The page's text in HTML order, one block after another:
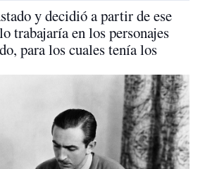
y decidió a partir de ese
trabajaría en los personajes
para los cuales tenía los